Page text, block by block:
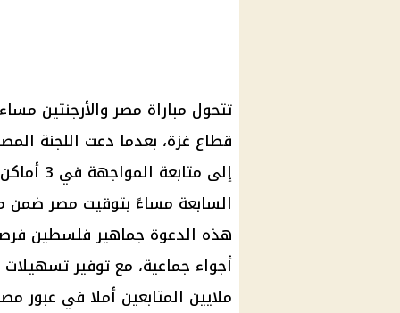
تتحول مباراة مصر والأرجنتين
قطاع غزة، بعدما دعت اللجنة
إلى
هذه الدعوة جماهير فلسطين
أجواء جماعية، مع توفير تسهيلات
ملايين المتابعين أملا في عبور